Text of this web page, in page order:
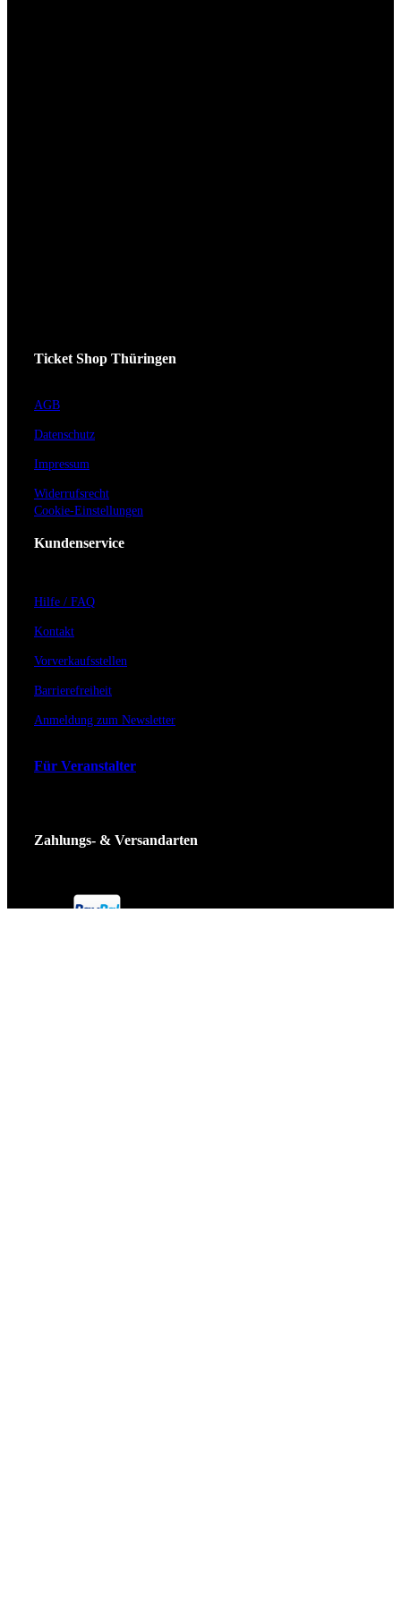
Ticket Shop Thüringen
AGB
Datenschutz
Impressum
Widerrufsrecht
Cookie-Einstellungen
Kundenservice
Hilfe / FAQ
Kontakt
Vorverkaufsstellen
Barrierefreiheit
Anmeldung zum Newsletter
Für Veranstalter
Zahlungs- & Versandarten